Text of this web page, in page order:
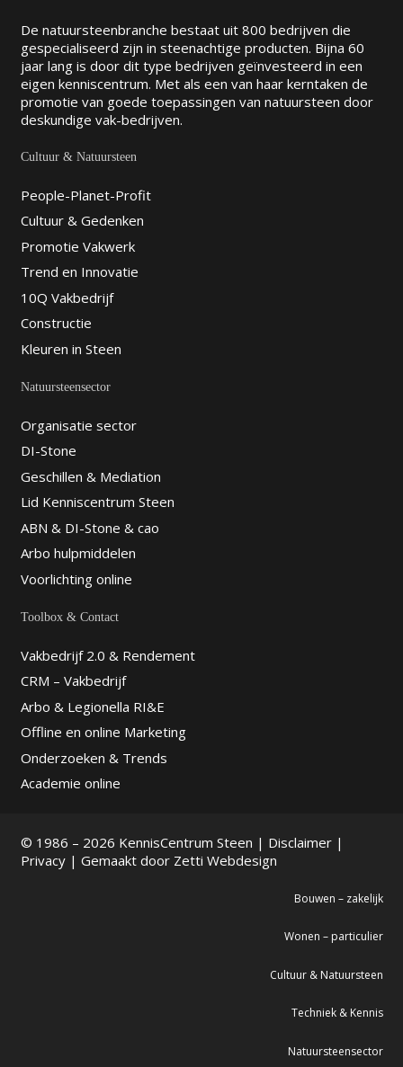
De natuursteenbranche bestaat uit 800 bedrijven die
gespecialiseerd zijn in steenachtige producten. Bijna 60
jaar lang is door dit type bedrijven geïnvesteerd in een
eigen kenniscentrum. Met als een van haar kerntaken de
promotie van goede toepassingen van natuursteen door
deskundige vak-bedrijven.
Cultuur & Natuursteen
People-Planet-Profit
Cultuur & Gedenken
Promotie Vakwerk
Trend en Innovatie
10Q Vakbedrijf
Constructie
Kleuren in Steen
Natuursteensector
Organisatie sector
DI-Stone
Geschillen & Mediation
Lid Kenniscentrum Steen
ABN & DI-Stone & cao
Arbo hulpmiddelen
Voorlichting online
Toolbox & Contact
Vakbedrijf 2.0 & Rendement
CRM – Vakbedrijf
Arbo & Legionella RI&E
Offline en online Marketing
Onderzoeken & Trends
Academie online
© 1986 – 2026 KennisCentrum Steen | Disclaimer|
Privacy| Gemaakt door Zetti Webdesign
Bouwen – zakelijk
Wonen – particulier
Cultuur & Natuursteen
Techniek & Kennis
Natuursteensector